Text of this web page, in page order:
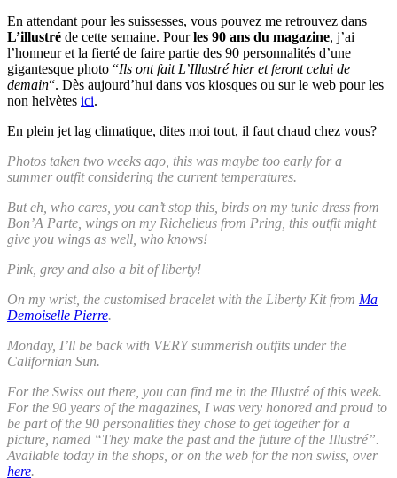
En attendant pour les suissesses, vous pouvez me retrouvez dans
L’illustré de cette semaine. Pourles 90 ans du magazine, j’ai
l’honneur et la fierté de faire partie des 90 personnalités d’une
gigantesque photo “Ils ont fait L’Illustré hier et feront celui de
demain“. Dès aujourd’hui dans vos kiosques ou sur le web pour les
non helvètes ici.
En plein jet lag climatique, dites moi tout, il faut chaud chez vous?
Photos taken two weeks ago, this was maybe too early for a
summer outfit considering the current temperatures.
But eh, who cares, you can’t stop this, birds on my tunic dress from
Bon’A Parte, wings on my Richelieus from Pring, this outfit might
give you wings as well, who knows!
Pink, grey and also a bit of liberty!
On my wrist, the customised bracelet with the Liberty Kit from Ma
Demoiselle Pierre.
Monday, I’ll be back with VERY summerish outfits under the
Californian Sun.
For the Swiss out there, you can find me in the Illustré of this week.
For the 90 years of the magazines, I was very honored and proud to
be part of the 90 personalities they chose to get together for a
picture, named “They make the past and the future of the Illustré”.
Available today in the shops, or on the web for the non swiss, over
here.